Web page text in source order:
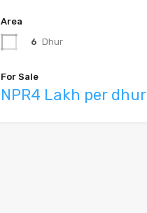
Area
6 Dhur
For Sale
NPR4 Lakh per dhur